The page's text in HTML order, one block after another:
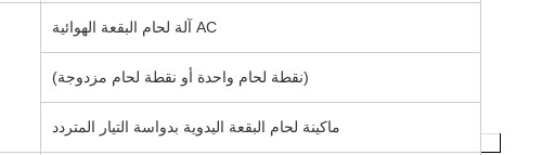
آلة لحام البقعة الهوائية AC
(نقطة لحام واحدة أو نقطة لحام مزدوجة)
ماكينة لحام البقعة اليدوية بدواسة التيار المتردد